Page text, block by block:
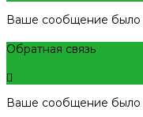
Ваше сообщение было
Обратная связь
Ваше сообщение было